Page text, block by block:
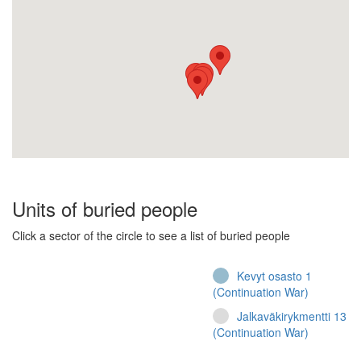
Units of buried people
Click a sector of the circle to see a list of buried people
Kevyt osasto 1
(Continuation War)
Jalkaväkirykmentti 13
(Continuation War)